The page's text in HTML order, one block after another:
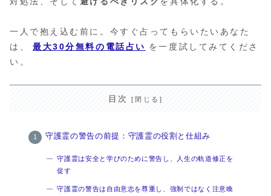
一人で抱え込む前に。今すぐ占ってもらいたいあなた
は、
最大30分無料の電話占い を一度試してみてくださ
い。
目次
守護霊の警告の前提：守護霊の役割と仕組み
守護霊は安全と学びのために警告し、人生の軌道修正を
促す
守護霊の警告は自由意志を尊重し、強制ではなく注意喚